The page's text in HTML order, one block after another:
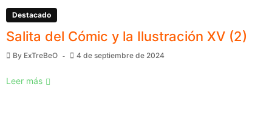
Destacado
Salita del Cómic y la Ilustración XV (2)
By ExTreBeO 4 de septiembre de 2024
Leer más